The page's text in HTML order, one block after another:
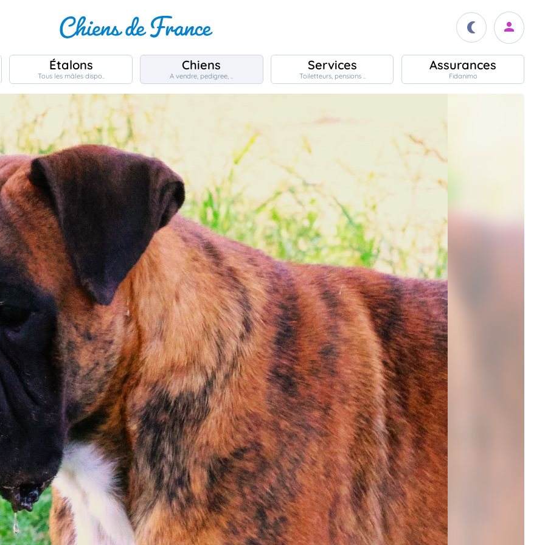
Étalons
Tous les mâles dispo..
Chiens
A vendre, pedigree, ..
Services
Toiletteurs, pensions ..
Assurances
Fidanimo